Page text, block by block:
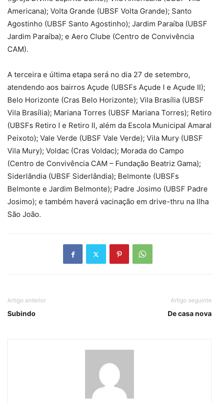
Americana); Volta Grande (UBSF Volta Grande); Santo
Agostinho (UBSF Santo Agostinho); Jardim Paraíba (UBSF
Jardim Paraíba); e Aero Clube (Centro de Convivência
CAM).
A terceira e última etapa será no dia 27 de setembro,
atendendo aos bairros Açude (UBSFs Açude I e Açude II);
Belo Horizonte (Cras Belo Horizonte); Vila Brasília (UBSF
Vila Brasília); Mariana Torres (UBSF Mariana Torres); Retiro
(UBSFs Retiro I e Retiro II, além da Escola Municipal Amaral
Peixoto); Vale Verde (UBSF Vale Verde); Vila Mury (UBSF
Vila Mury); Voldac (Cras Voldac); Morada do Campo
(Centro de Convivência CAM – Fundação Beatriz Gama);
Siderlândia (UBSF Siderlândia); Belmonte (UBSFs
Belmonte e Jardim Belmonte); Padre Josimo (UBSF Padre
Josimo); e também haverá vacinação em drive-thru na Ilha
São João.
Artigo anterior
Subindo
Artigo seguinte
De casa nova